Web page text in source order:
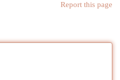
Report this page